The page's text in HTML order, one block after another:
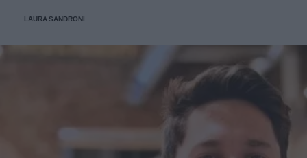
LAURA SANDRONI